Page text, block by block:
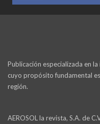
Publicación especializada en
cuyo propósito fundamental
región.
AEROSOL la revista, S.A. de